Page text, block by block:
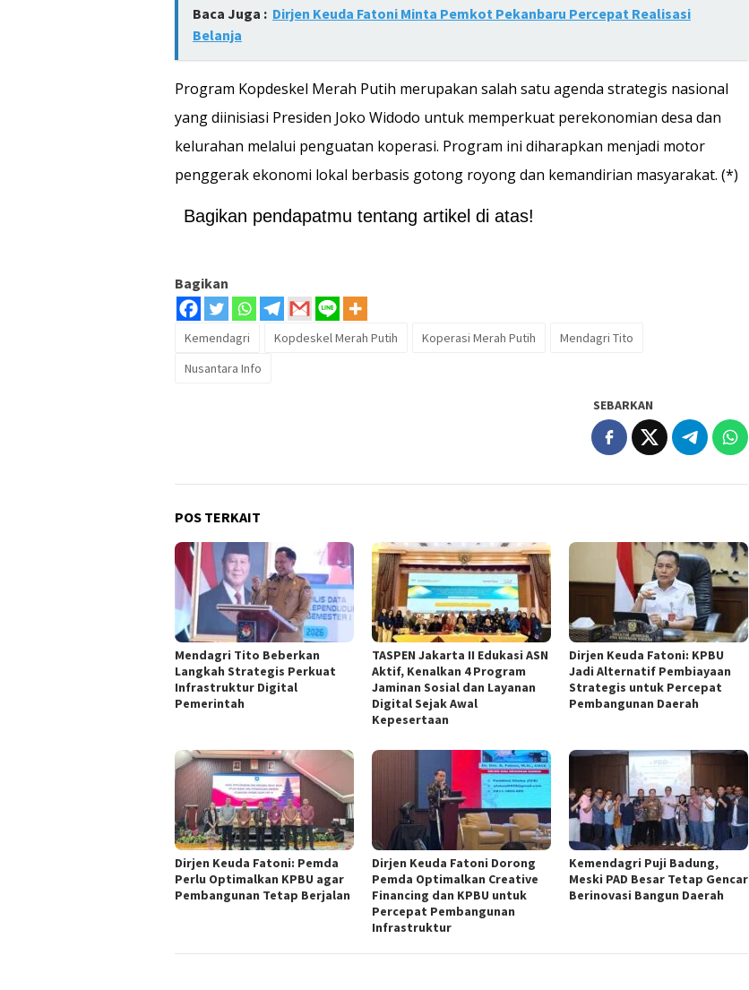
Baca Juga : Dirjen Keuda Fatoni Minta Pemkot Pekanbaru Percepat Realisasi
Belanja
Program Kopdeskel Merah Putih merupakan salah satu agenda strategis nasional
yang diinisiasi Presiden Joko Widodo untuk memperkuat perekonomian desa dan
kelurahan melalui penguatan koperasi. Program ini diharapkan menjadi motor
penggerak ekonomi lokal berbasis gotong royong dan kemandirian masyarakat. (*)
Bagikan pendapatmu tentang artikel di atas!
Bagikan
Kemendagri Kopdeskel Merah Putih Koperasi Merah Putih
Mendagri Tito
Nusantara Info
SEBARKAN
POS TERKAIT
Mendagri Tito Beberkan
Langkah Strategis Perkuat
Infrastruktur Digital
Pemerintah
TASPEN Jakarta II Edukasi ASN
Aktif, Kenalkan 4 Program
Jaminan Sosial dan Layanan
Digital Sejak Awal
Kepesertaan
Dirjen Keuda Fatoni: KPBU
Jadi Alternatif Pembiayaan
Strategis untuk Percepat
Pembangunan Daerah
Dirjen Keuda Fatoni: Pemda
Perlu Optimalkan KPBU agar
Pembangunan Tetap Berjalan
Dirjen Keuda Fatoni Dorong
Pemda Optimalkan Creative
Financing dan KPBU untuk
Percepat Pembangunan
Infrastruktur
Kemendagri Puji Badung,
Meski PAD Besar Tetap Gencar
Berinovasi Bangun Daerah